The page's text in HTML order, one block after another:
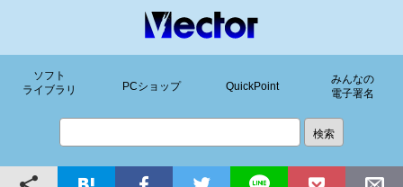
ソフト
ライブラリ
PCショップ QuickPoint
みんなの
電子署名